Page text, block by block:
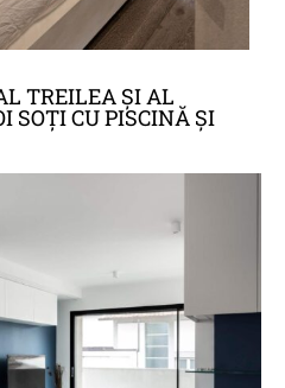
TREILEA ŞI AL
SOȚI CU PISCINĂ ŞI